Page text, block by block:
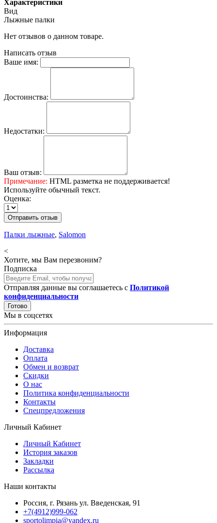
Характеристики
Вид
Лыжные палки
Нет отзывов о данном товаре.
Написать отзыв
Ваше имя:
Достоинства:
Недостатки:
Ваш отзыв:
Примечание: HTML разметка не поддерживается!
Используйте обычный текст.
Оценка:
Отправить отзыв
Палки лыжные, Salomon
<
Хотите, мы Вам перезвоним?
Подписка
Отправляя данные вы соглашаетесь с Политикой
конфиденциальности
Готово
Мы в соцсетях
Информация
Доставка
Оплата
Обмен и возврат
Скидки
О нас
Политика конфиденциальности
Контакты
Спецпредложения
Личный Кабинет
Личный Кабинет
История заказов
Закладки
Рассылка
Наши контакты
Россия, г. Рязань ул. Введенская, 91
+7(4912)999-062
sportolimpia@yandex.ru